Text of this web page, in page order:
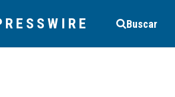
Buscar